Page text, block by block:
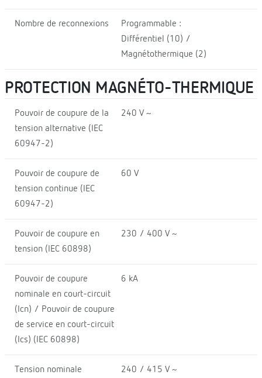
Nombre de reconnexions
Programmable :
Différentiel (10) /
Magnétothermique (2)
PROTECTION MAGNÉTO-THERMIQUE
Pouvoir de coupure de la
tension alternative (IEC
60947-2)
240 V ~
Pouvoir de coupure de
tension continue (IEC
60947-2)
60 V
Pouvoir de coupure en
tension (IEC 60898)
230 / 400 V ~
Pouvoir de coupure
nominale en court-circuit
(Icn) / Pouvoir de coupure
de service en court-circuit
(Ics) (IEC 60898)
6 kA
Tension nominale 240 / 415 V ~